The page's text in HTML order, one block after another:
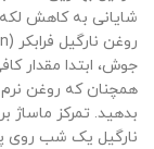
شایانی به کاهش
جوش، ابتدا مقدار
همچنان که روغن
بدهید. تمرکز ماساژ
نارگیل یک شب روی